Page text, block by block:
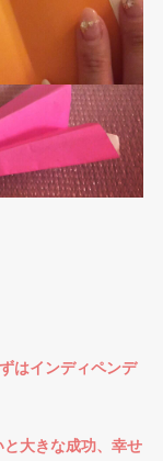
はインディペンデ
と大きな成功、幸せ